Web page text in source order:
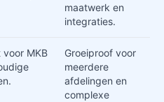
maatwerk en
integraties.
voor MKB
Groeiproof voor
meerdere
afdelingen en
complexe